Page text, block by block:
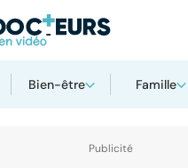
Bien-être Famille
Cancer